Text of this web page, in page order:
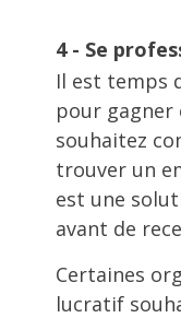
4 - Se
Il est temps
pour gagner
souhaitez
trouver un
est une
avant de
Certaines
lucratif